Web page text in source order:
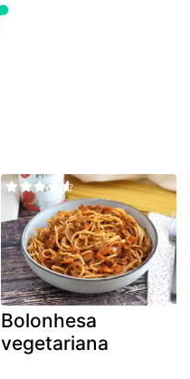
Bolonhesa
vegetariana